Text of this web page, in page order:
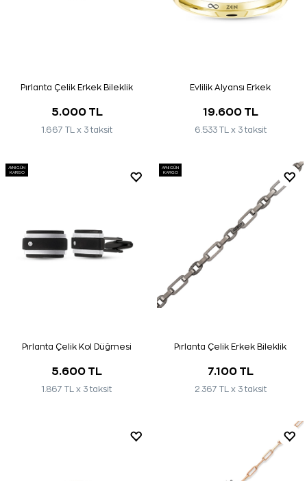
Pırlanta Çelik Erkek Bileklik
5.000 TL
1.667 TL x 3 taksit
Evlilik Alyansı Erkek
19.600 TL
6.533 TL x 3 taksit
AYNI GÜN
KARGO
Pırlanta Çelik Kol Düğmesi
5.600 TL
1.867 TL x 3 taksit
AYNI GÜN
KARGO
Pırlanta Çelik Erkek Bileklik
7.100 TL
2.367 TL x 3 taksit